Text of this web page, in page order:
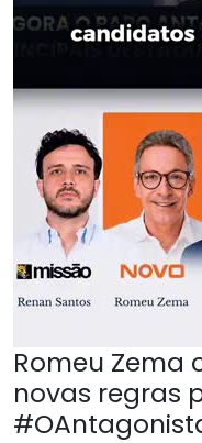
Romeu Zema
novas regras